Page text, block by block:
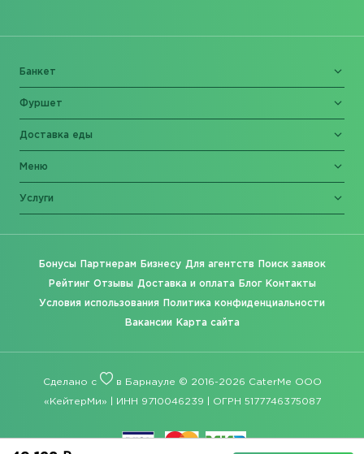
Банкет
Фуршет
Доставка еды
Меню
Услуги
Бонусы Партнерам Бизнесу Для агентств Поиск заявок
Рейтинг Отзывы Доставка и оплата Блог Контакты
Условия использования Политика конфиденциальности
Вакансии Карта сайта
Сделано с в Барнауле © 2016-2026 CaterMe ООО
«КейтерМи» | ИНН 9710046239 | ОГРН 5177746375087